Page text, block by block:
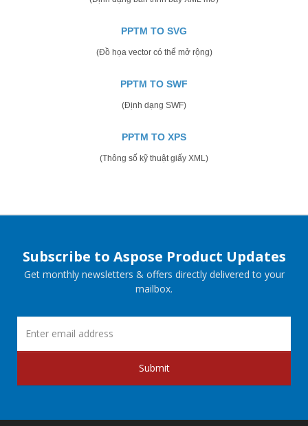
PPTM TO SVG
(Đồ họa vector có thể mở rộng)
PPTM TO SWF
(Định dạng SWF)
PPTM TO XPS
(Thông số kỹ thuật giấy XML)
Subscribe to Aspose Product Updates
Get monthly newsletters & offers directly delivered to your
mailbox.
Submit